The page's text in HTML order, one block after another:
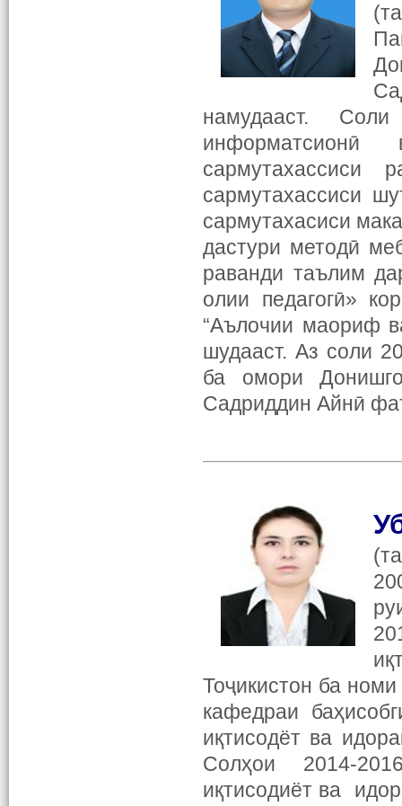
намудааст.
информатсионӣ
сармутахассиси
сармутахасиси
дастури методӣ
раванди таълим
олии педагогӣ»
“Аълочии маориф
шудааст. Аз соли
ба омори
Садриддин Айнӣ
Тоҷикистон ба
кафедраи
иқтисодёт ва
Солҳои 2014-
иқтисодиёт ва